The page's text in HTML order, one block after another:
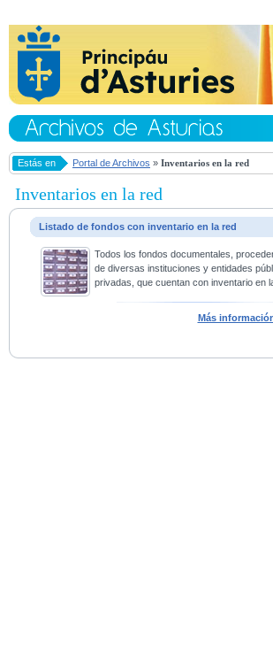
Estás en Portal de Archivos » Inventarios en la red
Inventarios en la red
Listado de fondos con inventario en la red
Todos los fondos documentales,
de diversas instituciones y entidades
privadas, que cuentan con inventario en
Más